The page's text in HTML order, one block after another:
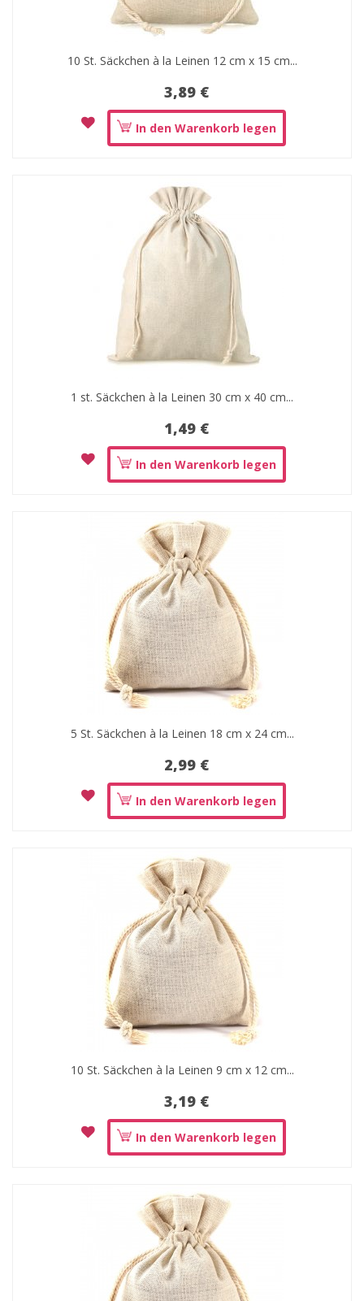
10 St. Säckchen à la Leinen 12 cm x 15 cm...
3,89 €
In den Warenkorb legen
1 st. Säckchen à la Leinen 30 cm x 40 cm...
1,49 €
In den Warenkorb legen
5 St. Säckchen à la Leinen 18 cm x 24 cm...
2,99 €
In den Warenkorb legen
10 St. Säckchen à la Leinen 9 cm x 12 cm...
3,19 €
In den Warenkorb legen